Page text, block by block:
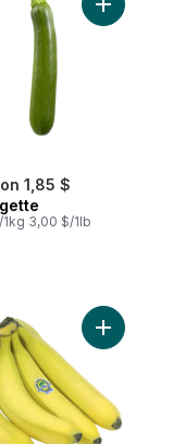
panier
1,85 $
1kg 3,00 $/1lb
Ajouter
panier Ajouter